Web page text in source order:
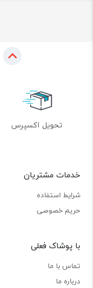
تحویل اکسپرس
خدمات مشتریان
شرایط استفاده
حریم خصوصی
با پوشاک فعلی
تماس با ما
درباره ما